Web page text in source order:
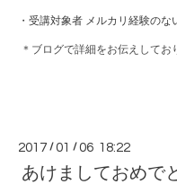
・受講対象者 メルカリ経験のな
＊ブログで詳細をお伝えして
2017 /01 /06 18:22
あけましておめで